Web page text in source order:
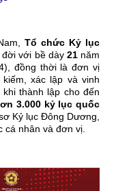
Tổ chức Kỷ lục
với bề dày 21năm
đồng thời là đơn vị
xác lập và vinh
thành lập cho đến
3.000 kỷ lục quốc
Kỷ lục Đông Dương,
nhân và đơn vị.